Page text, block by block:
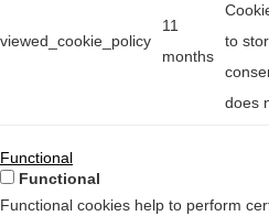
viewed_cookie_policy
11
months
to
does
Functional
Functional
Functional cookies help to perform